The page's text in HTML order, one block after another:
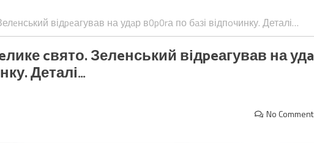
відpeагував на удaр в0p0rа по бaзі відпoчинку. Деталі…
cвято. Зелeнський відpeагував на
Деталі…
No